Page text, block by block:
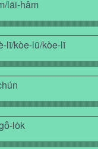
lāi-hâm
lī/kòe-lū/kòe-lī
lo̍k